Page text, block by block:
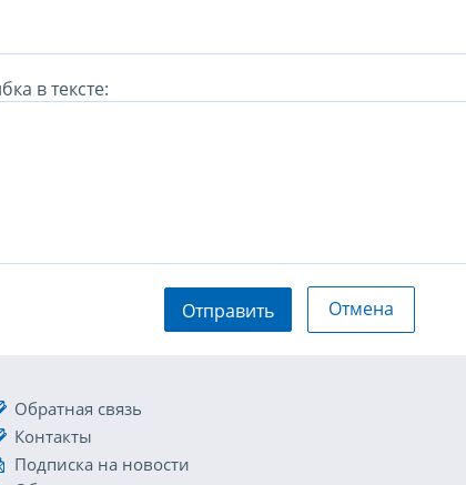
в тексте:
Отправить Отмена
Обратная связь
Контакты
Подписка на новости